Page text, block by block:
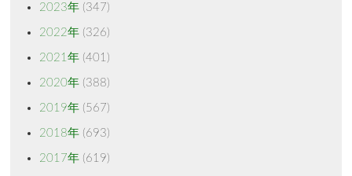
2023年(347)
2022年(326)
2021年(401)
2020年(388)
2019年(567)
2018年(693)
2017年(619)